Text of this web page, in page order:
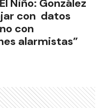
Niño: González
con datos
con
alarmistas”